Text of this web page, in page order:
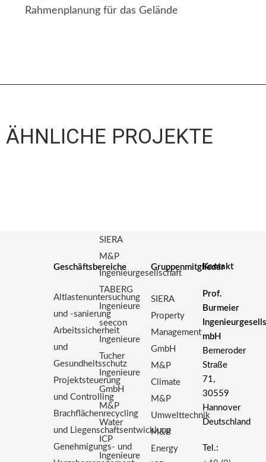
Rahmenplanung für das Gelände
ÄHNLICHE PROJEKTE
Geschäftsbereiche
Altlastenuntersuchung
und -sanierung
Arbeitssicherheit
und
Gesundheitsschutz
Projektsteuerung
und Controlling
Brachflächenrecycling
und Liegenschaftsentwicklung
Genehmigungs- und
SIERA
M&P
Ingenieurgesellschaft
TABERG
Ingenieure
seecon
Ingenieure
Tucher
Ingenieure
GmbH
M&P
Water
ICP
Ingenieure
Gruppenmitglieder
SIERA
Property
Management
GmbH
M&P
Climate
M&P
Umwelttechnik
M&P
Energy
Kontakt
Prof.
Burmeier
mbH
Bemeroder
Straße
71,
30559
Hannover
Deutschland
Tel.: